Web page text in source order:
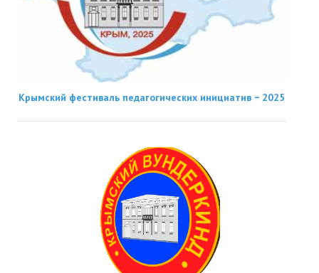
Крымский фестиваль педагогических инициатив − 2025